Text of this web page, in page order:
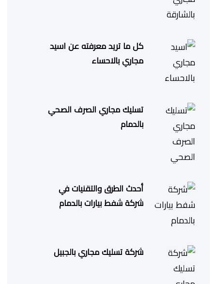
كل ما تريد معرفته عن اسيد
مجاري بالاحساء
تسليك مجاري الصرف الصحي
بالدمام
أحدث الطرق والتقنيات في
شركة شفط بيارات بالدمام
شركة تسليك مجاري بالجبيل